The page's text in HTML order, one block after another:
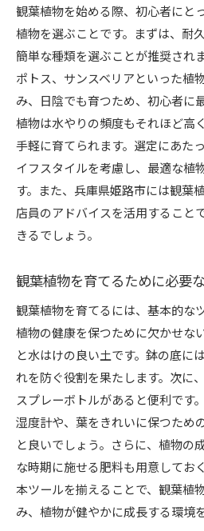
観葉植物がもたらす精
観葉植物を育てること
観葉植物と共に過ごす
方
観葉植物を通した家族
の促進
観葉植物の育成に役立つ基
観葉植物に必要な日々
観葉植物の正しい水や
観葉植物の土選びと植え
観葉植物のための最適
観葉植物を長持ちさせ
姫路市で手に入れたいおす
姫路市で人気の観葉植
初心者に最適な観葉植
観葉植物の種類別特徴
姫路市で手に入れるべ
観葉植物を選ぶ際の価
観葉植物のトレンドと
観葉植物を通じた新しいラ
観葉植物を始める際、初心者にと
植物を選ぶことです。まずは、耐
簡単な種類を選ぶことが推奨され
ポトス、サンスベリアといった植
み、日陰でも育つため、初心者に
植物は水やりの頻度もそれほど高
手軽に育てられます。選定にあた
イフスタイルを考慮し、最適な植
す。また、兵庫県姫路市には観葉
店員のアドバイスを活用すること
きるでしょう。
観葉植物を育てるために必要
観葉植物を育てるには、基本的な
植物の健康を保つために欠かせな
と水はけの良い土です。鉢の底に
れを防ぐ役割を果たします。次に
スプレーボトルがあると便利です
湿度計や、葉をきれいに保つため
と良いでしょう。さらに、植物の
な時期に施せる肥料も用意してお
本ツールを揃えることで、観葉植
み、植物が健やかに成長する環境